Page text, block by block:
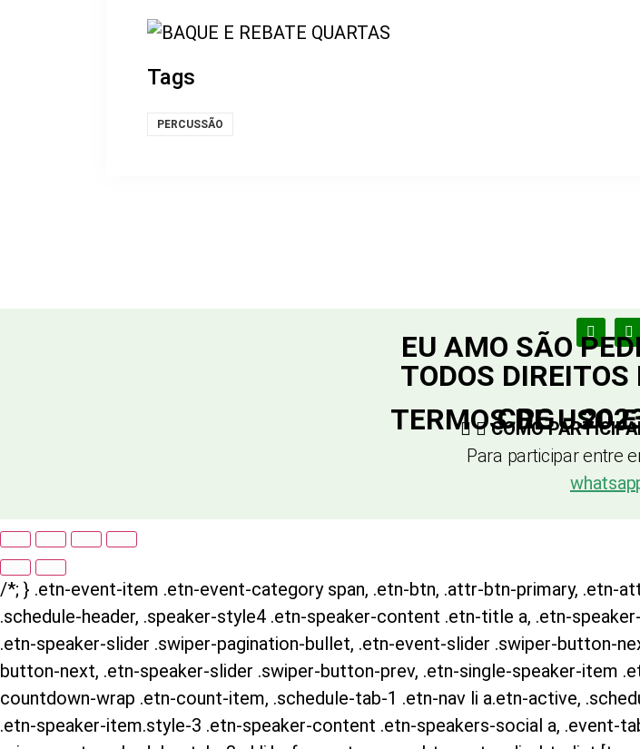
Tags
PERCUSSÃO
EU AMO SÃO
TODOS DIREITOS
CRG -
TERMOS DE USO
COMO
Para participar entre
/*; } .etn-event-item .etn-event-category span, .etn-btn, .attr-btn-primary, .etn-
.schedule-header, .speaker-style4 .etn-speaker-content .etn-title a, .etn-
.etn-speaker-slider .swiper-pagination-bullet, .etn-event-slider .swiper-button-
button-next, .etn-speaker-slider .swiper-button-prev, .etn-single-speaker-item
countdown-wrap .etn-count-item, .schedule-tab-1 .etn-nav li a.etn-active,
.etn-speaker-item.style-3 .etn-speaker-content .etn-speakers-social a, .event-